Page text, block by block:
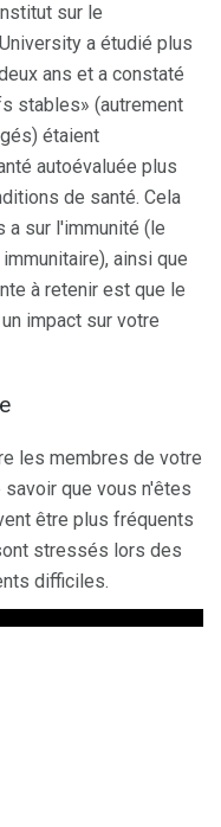
sur le
a étudié plus
ans et a constaté
stables» (autrement
étaient
autoévaluée plus
de santé. Cela
a sur l'immunité (le
ainsi que
à retenir est que le
impact sur votre
les membres de votre
que vous n'êtes
être plus fréquents
stressés lors des
difficiles.